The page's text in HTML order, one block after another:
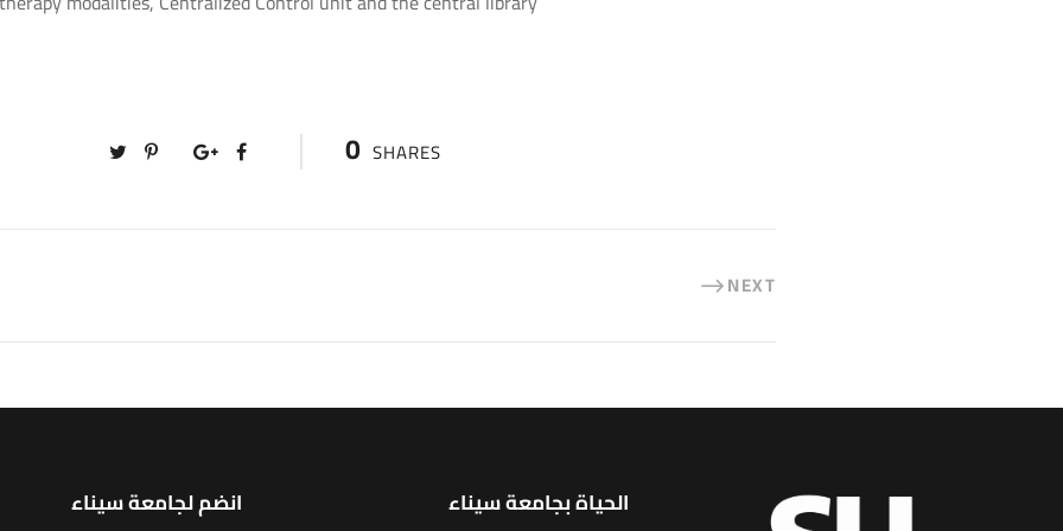
0 SHARES
NEXT
الحياة بجامعة سيناء انضم لجامعة سيناء